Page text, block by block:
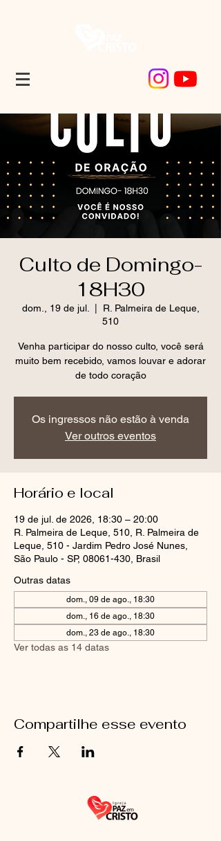
Culto de Domingo-
18H30
dom., 19 de jul.
R. Palmeira de Leque,
510
Venha participar do nosso culto, você será
muito bem recebido, vamos louvar e adorar
de todo coração
Os ingressos não estão à venda
Ver outros eventos
Horário e local
19 de jul. de 2026, 18:30 – 20:00
R. Palmeira de Leque, 510, R. Palmeira de
Leque, 510 - Jardim Pedro José Nunes,
São Paulo - SP, 08061-430, Brasil
Outras datas
dom., 09 de ago., 18:30
dom., 16 de ago., 18:30
dom., 23 de ago., 18:30
Ver todas as 14 datas
Compartilhe esse evento